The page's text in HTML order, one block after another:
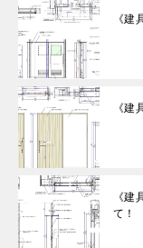
《
《
《
て！